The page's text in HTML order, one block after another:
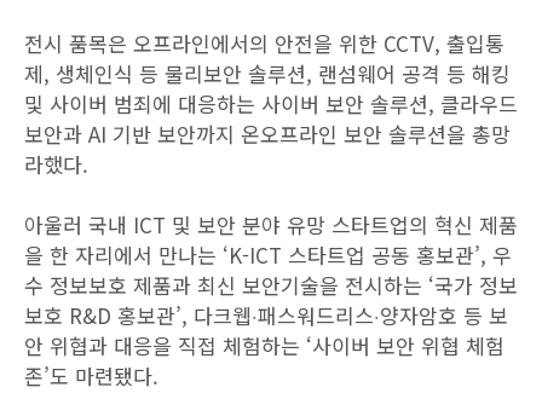
전시 품목은 오프라인에서의 안전을 위한 CCTV, 출입통
제, 생체인식 등 물리보안 솔루션, 랜섬웨어 공격 등 해킹
및 사이버 범죄에 대응하는 사이버 보안 솔루션, 클라우드
보안과 AI 기반 보안까지 온오프라인 보안 솔루션을 총망
라했다.
아울러 국내 ICT 및 보안 분야 유망 스타트업의 혁신 제품
을 한 자리에서 만나는 ‘K-ICT 스타트업 공동 홍보관’, 우
수 정보보호 제품과 최신 보안기술을 전시하는 ‘국가 정보
보호 R&D 홍보관’, 다크웹‧패스워드리스‧양자암호 등 보
안 위협과 대응을 직접 체험하는 ‘사이버 보안 위협 체험
존’도 마련됐다.